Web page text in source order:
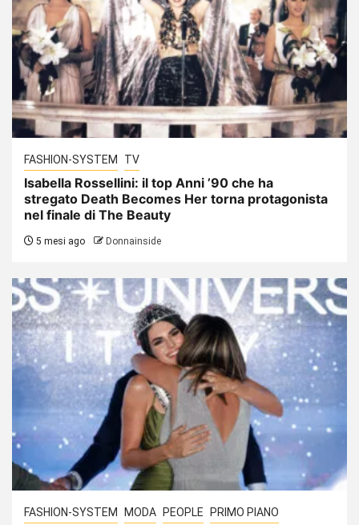
FASHION-SYSTEM TV
Isabella Rossellini: il top Anni ’90 che ha
stregato Death Becomes Her torna protagonista
nel finale di The Beauty
5 mesi ago Donnainside
FASHION-SYSTEM MODA PEOPLE PRIMO PIANO